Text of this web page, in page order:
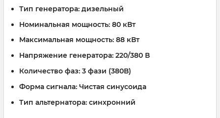
Тип генератора: дизельный
Номинальная мощность: 80 кВт
Максимальная мощность: 88 кВт
Напряжение генератора: 220/380 В
Количество фаз: 3 фази (380В)
Форма сигнала: Чистая синусоида
Тип альтернатора: синхронний